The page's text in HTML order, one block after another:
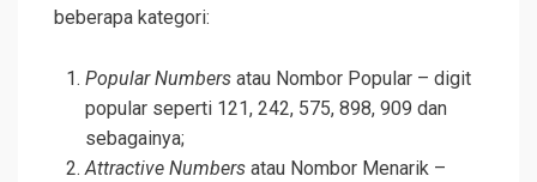
beberapa kategori:
Popular Numbers atau Nombor Popular – digit
popular seperti 121, 242, 575, 898, 909 dan
sebagainya;
Attractive Numbers atau Nombor Menarik –